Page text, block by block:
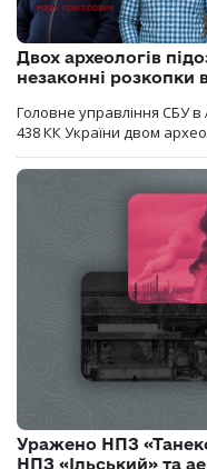
Двох археологів
незаконні розкопки
Головне управління СБУ
438 КК України двом
Уражено НПЗ
НПЗ «Ільський» та